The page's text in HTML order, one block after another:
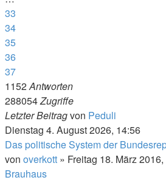
33
34
35
36
37
1152Antworten
288054Zugriffe
Letzter Beitragvon Peduli
Dienstag 4. August 2026, 14:56
Das politische System der
von overkott » Freitag 18. März
Brauhaus